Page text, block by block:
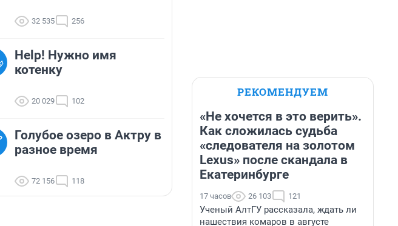
32 535 256
Help! Нужно имя
котенку
20 029 102
Голубое озеро в Актру в
разное время
72 156 118
РЕКОМЕНДУЕМ
«Не хочется в это верить».
Как сложилась судьба
«следователя на золотом
Lexus» после скандала в
Екатеринбурге
17 часов 26 103 121
Ученый АлтГУ рассказала, ждать ли
нашествия комаров в августе